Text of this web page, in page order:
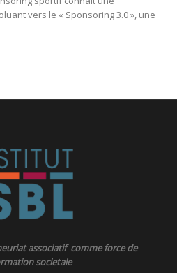
vers le « Sponsoring 3.0 », une
associatif comme force de
societale